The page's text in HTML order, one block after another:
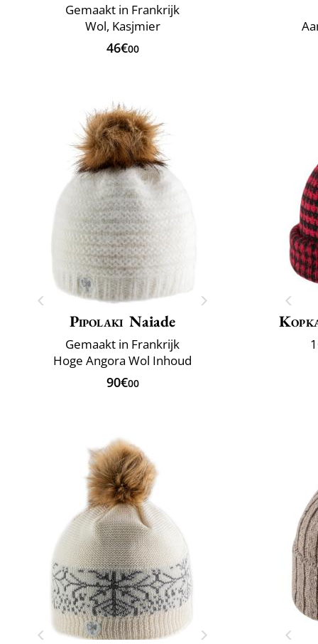
Gemaakt in Frankrijk
Wol, Kasjmier
46€00
Pipolaki Naiade
Gemaakt in Frankrijk
Hoge Angora Wol Inhoud
90€00